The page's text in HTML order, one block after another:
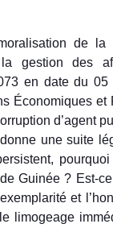
de la
gestion des
en date du
Économiques et
d’agent
une suite
Guinée ? Est-
et